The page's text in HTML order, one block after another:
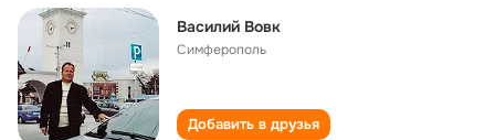
Василий Вовк
Симферополь
Добавить в друзья